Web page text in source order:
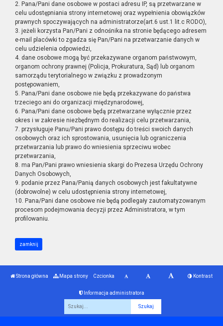
2. Pana/Pani dane osobowe w postaci adresu IP, są przetwarzane w
celu udostępniania strony internetowej oraz wypełnienia obowiązków
prawnych spoczywających na administratorze(art.6 ust.1 lit.c RODO),
3. jeżeli korzysta Pan/Pani z odnośnika na stronie będącego adresem
e-mail placówki to zgadza się Pan/Pani na przetwarzanie danych w
celu udzielenia odpowiedzi,
4. dane osobowe mogą być przekazywane organom państwowym,
organom ochrony prawnej (Policja, Prokuratura, Sąd) lub organom
samorządu terytorialnego w związku z prowadzonym
postępowaniem,
5. Pana/Pani dane osobowe nie będą przekazywane do państwa
trzeciego ani do organizacji międzynarodowej,
6. Pana/Pani dane osobowe będą przetwarzane wyłącznie przez
okres i w zakresie niezbędnym do realizacji celu przetwarzania,
7. przysługuje Panu/Pani prawo dostępu do treści swoich danych
osobowych oraz ich sprostowania, usunięcia lub ograniczenia
przetwarzania lub prawo do wniesienia sprzeciwu wobec
przetwarzania,
8. ma Pan/Pani prawo wniesienia skargi do Prezesa Urzędu Ochrony
Danych Osobowych,
9. podanie przez Pana/Panią danych osobowych jest fakultatywne
(dobrowolne) w celu udostępnienia strony internetowej,
10. Pana/Pani dane osobowe nie będą podlegały zautomatyzowanym
procesom podejmowania decyzji przez Administratora, w tym
profilowaniu.
zamknij
Strona główna Mapa strony Czcionka Kontrast
Informacja administratora